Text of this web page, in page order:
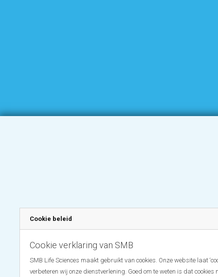
Cookie beleid
Cookie verklaring van SMB
SMB Life Sciences maakt gebruikt van cookies. Onze website laat
verbeteren wij onze dienstverlening. Goed om te weten is dat